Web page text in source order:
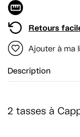
Retours
Ajouter à ma
Description
2 tasses à